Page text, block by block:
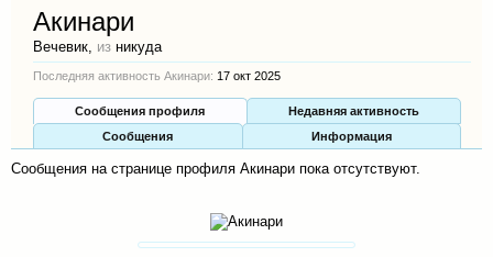
Акинари
Вечевик, из никуда
Последняя активность Акинари: 17 окт 2025
Сообщения профиля
Недавняя активность
Сообщения
Информация
Сообщения на странице профиля Акинари пока отсутствуют.